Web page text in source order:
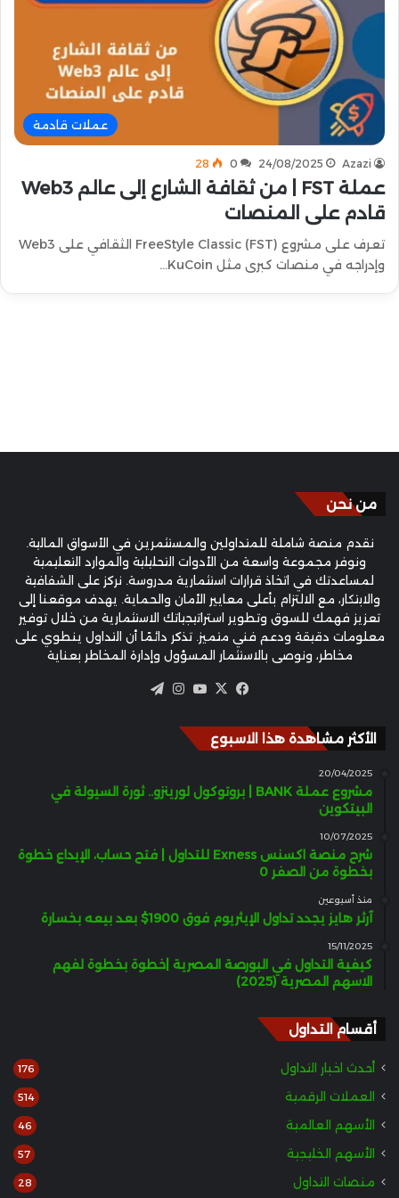
عملات قادمة
Azazi
24/08/2025
0
28
عملة FST | من ثقافة الشارع إلى عالم Web3
قادم على المنصات
تعرف على مشروع FreeStyle Classic (FST) الثقافي على Web3
وإدراجه في منصات كبرى مثل KuCoin…
من نحن
نقدم منصة شاملة للمتداولين والمستثمرين في الأسواق المالية.
ونوفر مجموعة واسعة من الأدوات التحليلية والموارد التعليمية
لمساعدتك في اتخاذ قرارات استثمارية مدروسة. نركز على الشفافية
والابتكار، مع الالتزام بأعلى معايير الأمان والحماية. يهدف موقعنا إلى
تعزيز فهمك للسوق وتطوير استراتيجياتك الاستثمارية من خلال توفير
معلومات دقيقة ودعم فني متميز. تذكر دائمًا أن التداول ينطوي على
مخاطر، ونوصي بالاستثمار المسؤول وإدارة المخاطر بعناية
فيسبوك
‫X
‫YouTube
انستقرام
الأكثر مشاهدة هذا الاسبوع
20/04/2025
مشروع عملة BANK | بروتوكول لورينزو.. ثورة السيولة في
البيتكوين
10/07/2025
شرح منصة اكسنس Exness للتداول | فتح حساب، الإيداع خطوة
بخطوة من الصفر 0
منذ أسبوعين
آرثر هايز يجدد تداول الإيثريوم فوق 1900$ بعد بيعه بخسارة
15/11/2025
كيفية التداول في البورصة المصرية |خطوة بخطوة لفهم
الاسهم المصرية (2025)
أقسام التداول
أحدث اخبار التداول 176
العملات الرقمية 514
الأسهم العالمية 46
الأسهم الخليجية 57
منصات التداول 28